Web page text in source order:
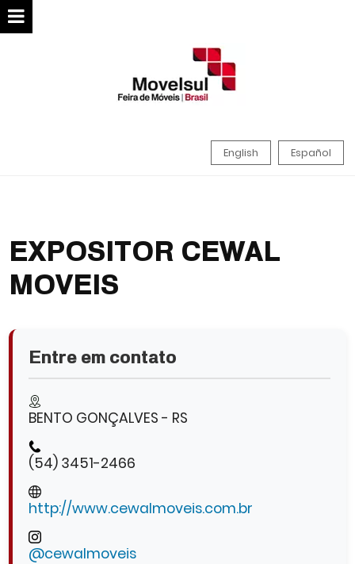
English Español
EXPOSITOR CEWAL
MOVEIS
Entre em contato
BENTO GONÇALVES - RS
(54) 3451-2466
http://www.cewalmoveis.com.br
@cewalmoveis